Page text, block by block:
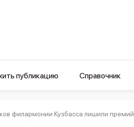
публикацию Справочник
филармонии Кузбасса лишили премий